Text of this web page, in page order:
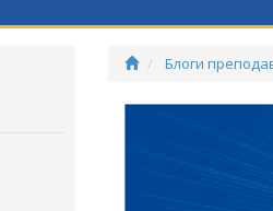
Блоги